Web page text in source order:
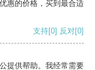
惠的价格，买到最合适
支持[0] 反对[0]
提供帮助。我经常需要